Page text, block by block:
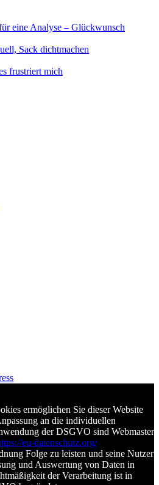
eine Analyse – Glückwunsch
Sack dichtmachen
frustriert mich
ermöglichen Sie dieser Website
an die individuellen
der DSGVO sind Webmaster
eu-datenschutz.org/
Folge zu leisten und seine Nutzer
und Auswertung von Daten in
der Verarbeitung ist in